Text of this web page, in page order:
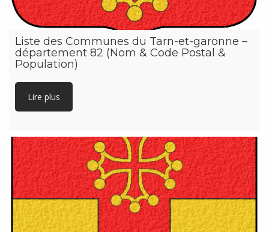
Liste des Communes du Tarn-et-garonne –
département 82 (Nom & Code Postal &
Population)
Lire plus